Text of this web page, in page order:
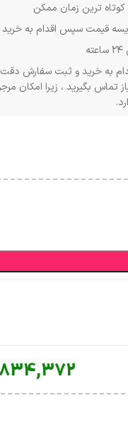
کوتاه ترین زمان ممکن
قیمت سپس اقدام به خرید
به خرید و ثبت سفارش دقت
تماس بگیرید ، زیرا امکان
834,372